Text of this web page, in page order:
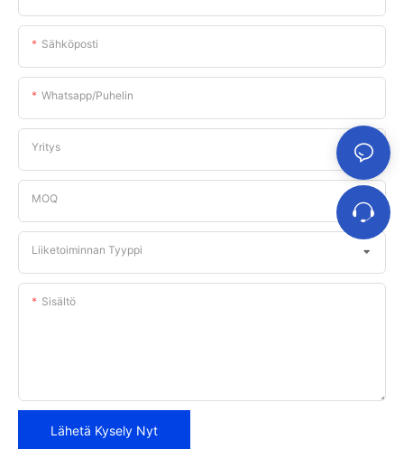
Sähköposti
Whatsapp/puhelin
Yritys
MOQ
Liiketoiminnan Tyyppi
Sisältö
Lähetä Kysely Nyt